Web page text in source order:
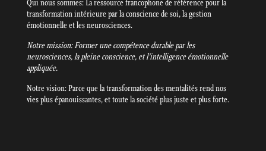
Qui nous sommes: La ressource francophone de référence pour la
transformation intérieure par la conscience de soi, la gestion
émotionnelle et les neurosciences.
Notre mission: Former une compétence durable par les
neurosciences, la pleine conscience, et l’intelligence émotionnelle
appliquée.
Notre vision: Parce que la transformation des mentalités rend nos
vies plus épanouissantes, et toute la société plus juste et plus forte.